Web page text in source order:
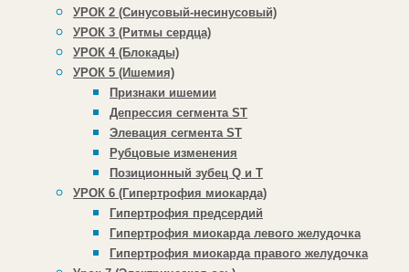
УРОК 2 (Синусовый-несинусовый)
УРОК 3 (Ритмы сердца)
УРОК 4 (Блокады)
УРОК 5 (Ишемия)
Признаки ишемии
Депрессия сегмента ST
Элевация сегмента ST
Рубцовые изменения
Позиционный зубец Q и Т
УРОК 6 (Гипертрофия миокарда)
Гипертрофия предсердий
Гипертрофия миокарда левого желудочка
Гипертрофия миокарда правого желудочка
Пока все ставят обучение на паузу, мы
предлагаем провести лето с максимальной
пользой для профессионального роста и
практики.
Используйте купонLETOприоформлении заказа
для активации скидки.